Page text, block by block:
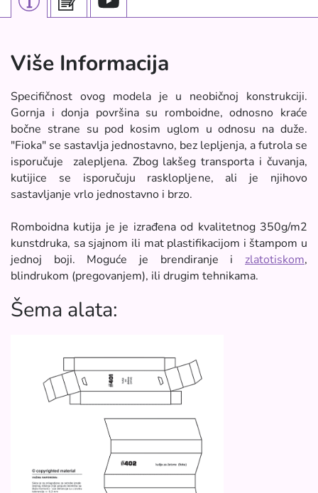
Više Informacija
Specifičnost ovog modela je u neobičnoj konstrukciji.
Gornja i donja površina su romboidne, odnosno kraće
bočne strane su pod kosim uglom u odnosu na duže.
"Fioka" se sastavlja jednostavno, bez lepljenja, a futrola se
isporučuje zalepljena. Zbog lakšeg transporta i čuvanja,
kutijice se isporučuju rasklopljene, ali je njihovo
sastavljanje vrlo jednostavno i brzo.
Romboidna kutija je je izrađena od kvalitetnog 350g/m2
kunstdruka, sa sjajnom ili mat plastifikacijom i štampom u
jednoj boji. Moguće je brendiranje i zlatotiskom,
blindrukom (pregovanjem), ili drugim tehnikama.​​
Šema alata: